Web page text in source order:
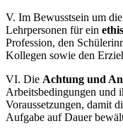
V. Im Bewusstsein um
Lehrpersonen für ein
Profession, den
Kollegen sowie den
VI. Die Achtung und
Arbeitsbedingungen und
Voraussetzungen, damit
Aufgabe auf Dauer